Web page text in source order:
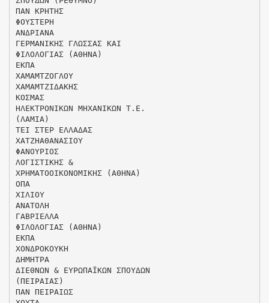
ΠΑΝ ΚΡΗΤΗΣ
ΦΟΥΣΤΕΡΗ
ΑΝΔΡΙΑΝΑ
ΓΕΡΜΑΝΙΚΗΣ ΓΛΩΣΣΑΣ ΚΑΙ
ΦΙΛΟΛΟΓΙΑΣ (ΑΘΗΝΑ)
ΕΚΠΑ
ΧΑΜΑΜΤΖΟΓΛΟΥ
ΧΑΜΑΜΤΖΙΔΑΚΗΣ
ΚΟΣΜΑΣ
ΗΛΕΚΤΡΟΝΙΚΩΝ ΜΗΧΑΝΙΚΩΝ Τ.Ε.
(ΛΑΜΙΑ)
ΤΕΙ ΣΤΕΡ ΕΛΛΑΔΑΣ
ΧΑΤΖΗΑΘΑΝΑΣΙΟΥ
ΦΑΝΟΥΡΙΟΣ
ΛΟΓΙΣΤΙΚΗΣ &
ΧΡΗΜΑΤΟΟΙΚΟΝΟΜΙΚΗΣ (ΑΘΗΝΑ)
ΟΠΑ
ΧΙΛΙΟΥ
ΑΝΑΤΟΛΗ
ΓΑΒΡΙΕΛΛΑ
ΦΙΛΟΛΟΓΙΑΣ (ΑΘΗΝΑ)
ΕΚΠΑ
ΧΟΝΔΡΟΚΟΥΚΗ
ΔΗΜΗΤΡΑ
ΔΙΕΘΝΩΝ & ΕΥΡΩΠΑΪΚΩΝ ΣΠΟΥΔΩΝ
(ΠΕΙΡΑΙΑΣ)
ΠΑΝ ΠΕΙΡΑΙΩΣ